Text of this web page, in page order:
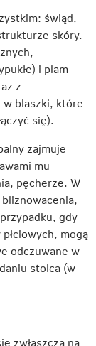
świąd,
skóry.
i plam
z
w blaszki, które
się).
zajmuje
mu
pęcherze. W
gdy
mogą
odczuwane w
stolca (w
zwłaszcza na